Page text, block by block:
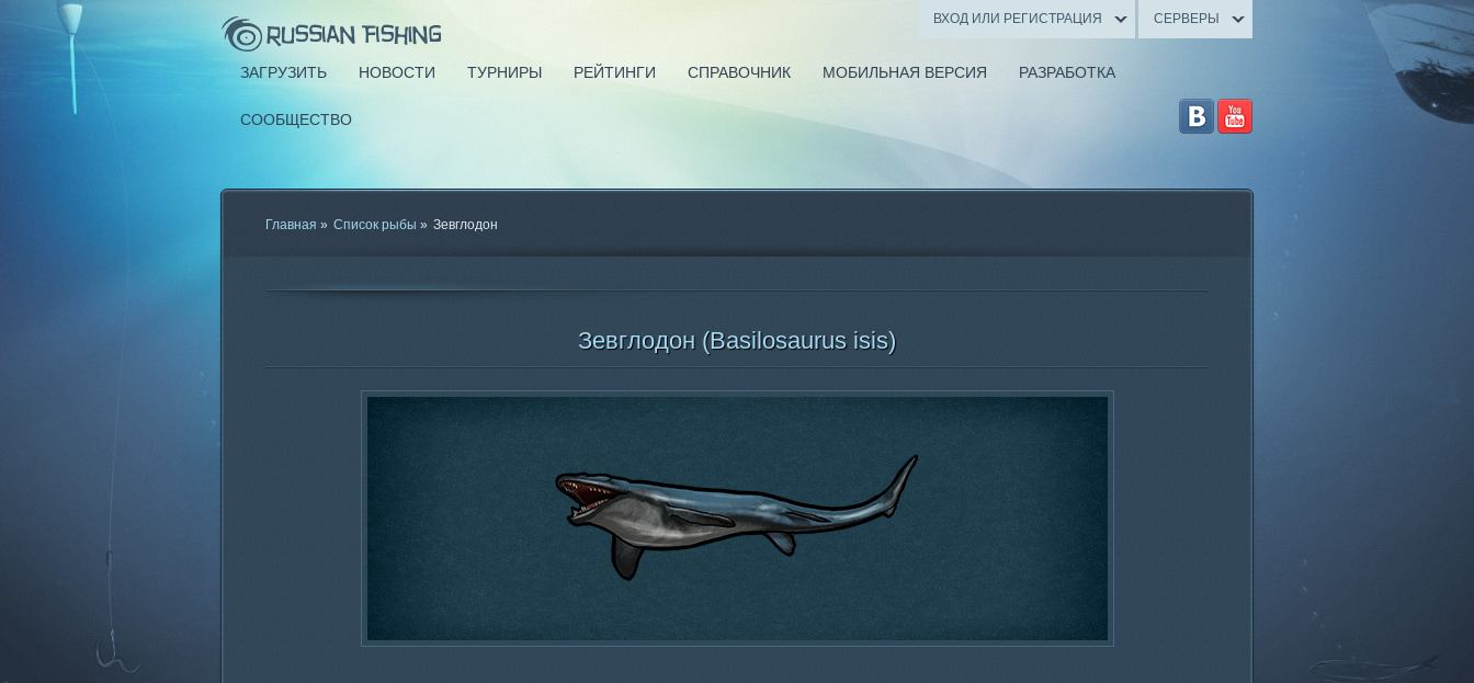
СЕРВЕРЫ
ВХОД ИЛИ РЕГИСТРАЦИЯ
ЗАГРУЗИТЬ НОВОСТИ ТУРНИРЫ РЕЙТИНГИ СПРАВОЧНИК МОБИЛЬНАЯ ВЕРСИЯ РАЗРАБОТКА
СООБЩЕСТВО
Главная » Список рыбы » Зевглодон
Зевглодон (Basilosaurus isis)